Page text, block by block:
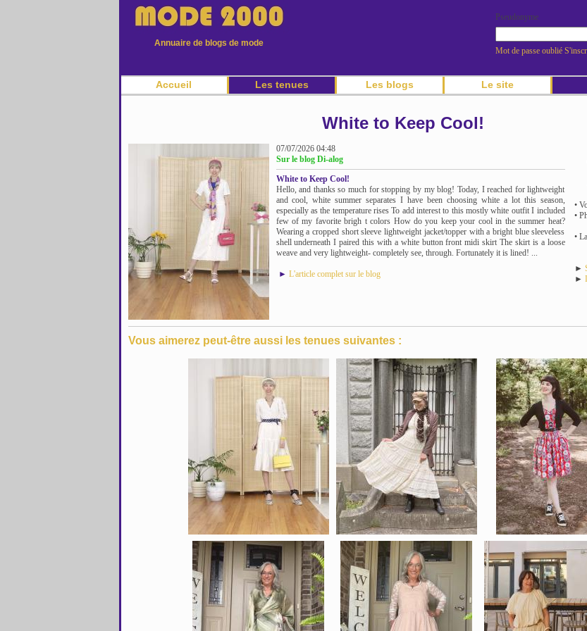
Annuaire de blogs de mode
Pseudonyme
Mot de passe oublié
Accueil Les tenues Les blogs Le site
White to Keep Cool!
07/07/2026 04:48
Sur le blog Di-alog
White to Keep Cool!
Hello, and thanks so much for stopping by my blog! Today, I reached for lightweight
and cool, white summer separates I have been choosing white a lot this season,
especially as the temperature rises To add interest to this mostly white outfit I included
few of my favorite brigh t colors How do you keep your cool in the summer heat?
Wearing a cropped short sleeve lightweight jacket/topper with a bright blue sleeveless
shell underneath I paired this with a white button front midi skirt The skirt is a loose
weave and very lightweight- completely see, through. Fortunately it is lined! ...
► L'article complet sur le blog
•
•
•
►
►
Vous aimerez peut-être aussi les tenues suivantes :